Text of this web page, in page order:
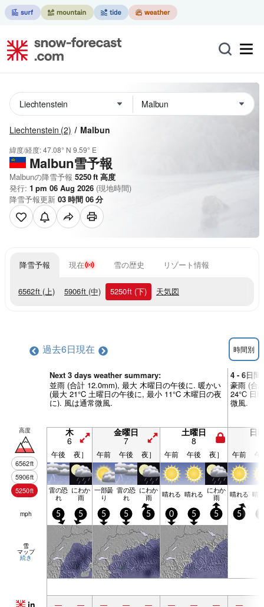
Liechtenstein (2) Malbun
緯度/経度:47.08° N 9.59° E
Malbun雪予報
Malbunの降雪予報 5250ft 高度
発行: 1 pm 06 Aug 2026 (現地時間)
降雪予報更新 03時間 06分
降雪予報 現在 雪の歴史 リゾート情報
6562ft (上) 5906ft (中) 5250ft (下) 天気図
過去6日現在 時間別
Next 3 days weather summary:
並雨 (合計 12.0mm), 最大 木曜日の午後に. 暖かい
(最大 21°C 土曜日の午後に, 最小 11°C 木曜日の夜
に). 風は通常微風.
4 - 6日
豪雨 (合
24°C 日
微風.
高度
6562ft
5906ft
5250ft
木
6
金曜日
7
土曜日
8
日
午後 夜］ 午前 午後 夜］ 午前 午後 夜］ 午前 午
雷の恐
れ
にわか
雨
一部曇
り
雷の恐
れ
にわか
雨 晴れる 晴れる にわか
雨 晴れる 晴
mph 5 5 5 5 5 0 5 5 5
雪
マップ
続き
in — — — — — — — — —